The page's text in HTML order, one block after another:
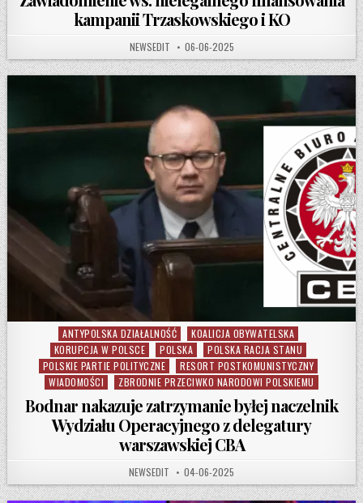
kampanii Trzaskowskiego i KO
AUTHOR:
NEWSEDIT PUBLISHED DATE:
06-06-2025
Posted in
ANTYPOLSKA DZIAŁALNOŚĆ
KOALICJA OBYWATELSKA
KORUPCJA W POLSCE
POLSKA
POLSKA RACJA STANU
POLSKIE PARTIE POLITYCZNE
RESORT POSTKOMUNISTYCZNY
WIADOMOŚCI
ZBRODNIE PRZECIWKO NARODOWI POLSKIEMU
Bodnar nakazuje zatrzymanie byłej naczelnik
Wydziału Operacyjnego z delegatury
warszawskiej CBA
AUTHOR:
NEWSEDIT PUBLISHED DATE:
04-06-2025